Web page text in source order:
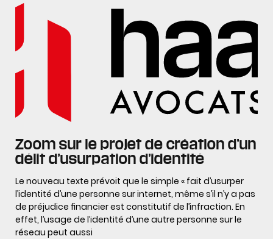
Zoom sur le projet de création d’un
délit d’usurpation d’identité
Le nouveau texte prévoit que le simple « fait d’usurper
l’identité d’une personne sur internet, même s’il n’y a pas
de préjudice ﬁnancier est constitutif de l’infraction. En
effet, l’usage de l’identité d’une autre personne sur le
réseau peut aussi